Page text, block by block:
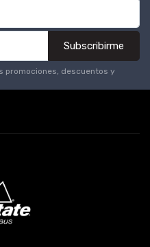
Subscribirme
promociones, descuentos y